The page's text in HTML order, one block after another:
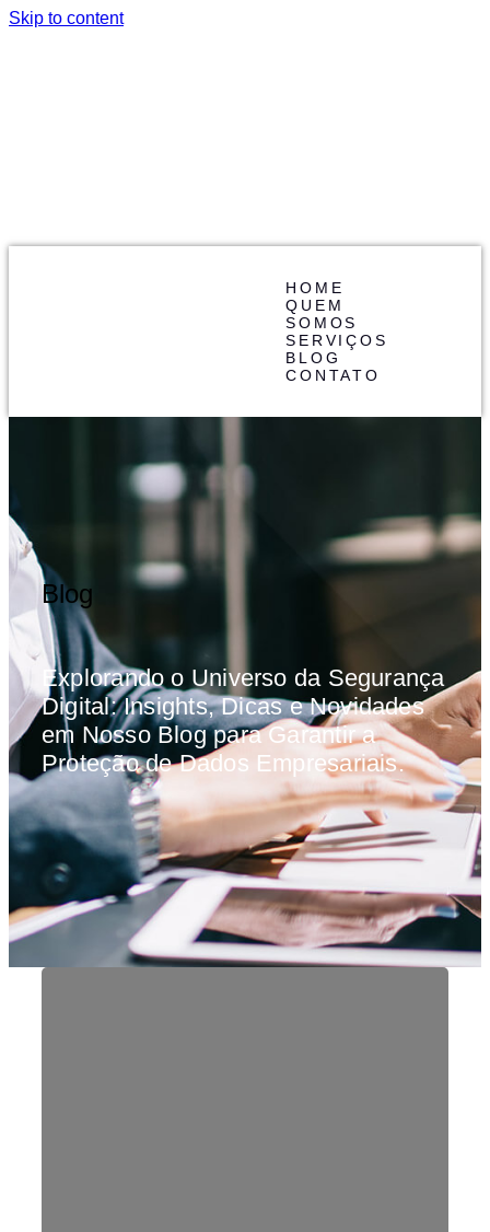
Skip to content
HOME
QUEM
SOMOS
SERVIÇOS
BLOG
CONTATO
Blog
Explorando o Universo da Segurança
Digital: Insights, Dicas e Novidades
em Nosso Blog para Garantir a
Proteção de Dados Empresariais.